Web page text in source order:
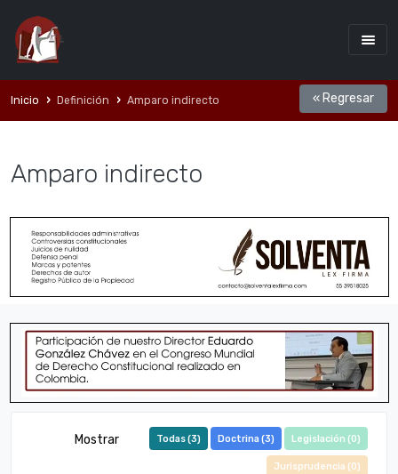
Inicio Definición Amparo indirecto « Regresar
Amparo indirecto
Mostrar Todas (3) Doctrina (3) Legislación (0)
Jurisprudencia (0)